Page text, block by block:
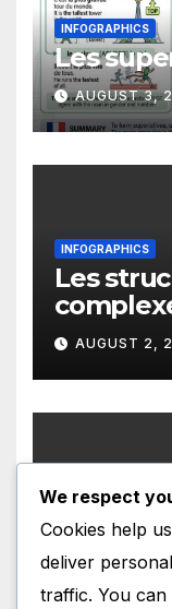
INFOGRAPHICS
Les
AUGUST 3,
INFOGRAPHICS
Les
AUGUST 2,
INFOGRAPHICS
Les
en
AUGUST 1,
We respect
Cookies help
deliver
traffic. You